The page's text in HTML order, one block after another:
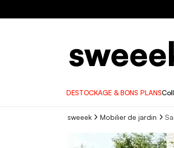
DESTOCKAGE & BONS PLANS
sweeek Mobilier de jardin